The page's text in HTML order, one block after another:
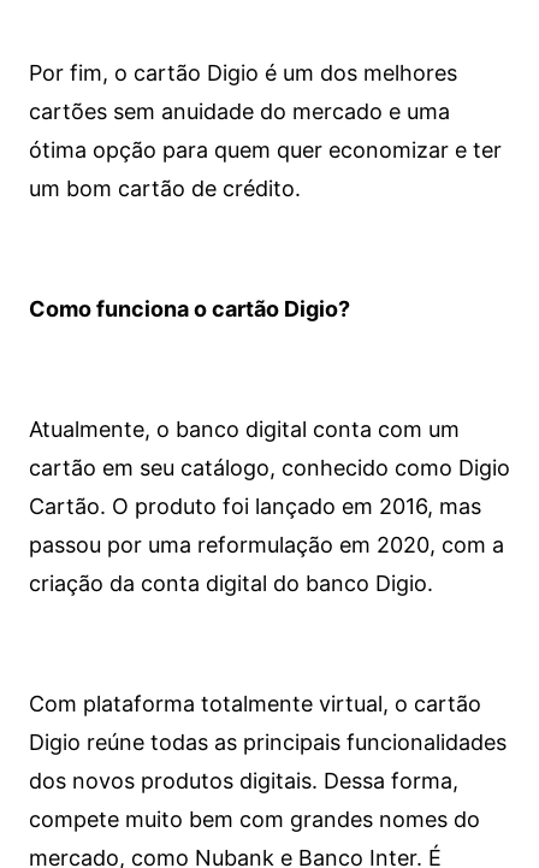
Por fim, o cartão Digio é um dos melhores
cartões sem anuidade do mercado e uma
ótima opção para quem quer economizar e ter
um bom cartão de crédito.
Como funciona o cartão Digio?
Atualmente, o banco digital conta com um
cartão em seu catálogo, conhecido como Digio
Cartão. O produto foi lançado em 2016, mas
passou por uma reformulação em 2020, com a
criação da conta digital do banco Digio.
Com plataforma totalmente virtual, o cartão
Digio reúne todas as principais funcionalidades
dos novos produtos digitais. Dessa forma,
compete muito bem com grandes nomes do
mercado, como Nubank e Banco Inter. É